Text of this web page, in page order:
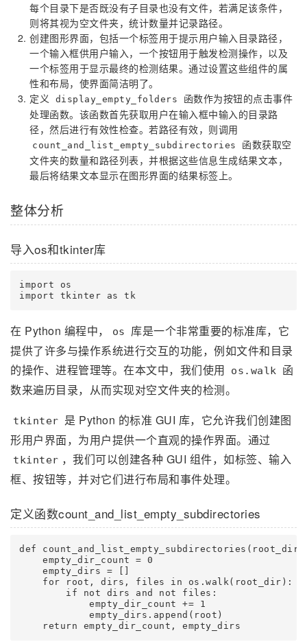
每个目录下是否既没有子目录也没有文件，若满足该条件，
则将其视为空文件夹，统计数量并记录路径。
创建图形界面，包括一个标签用于提示用户输入目录路径，
一个输入框供用户输入，一个按钮用于触发检测操作，以及
一个标签用于显示最终的检测结果。通过设置这些组件的属
性和布局，使界面简洁明了。
定义
display_empty_folders
函数作为按钮的点击事件
处理函数。该函数首先获取用户在输入框中输入的目录路
径，然后进行有效性检查。若路径有效，则调用
count_and_list_empty_subdirectories
函数获取空
文件夹的数量和路径列表，并根据这些信息生成结果文本，
最后将结果文本显示在图形界面的结果标签上。
整体分析
导入os和tkinter库
import os
在 Python 编程中， os
库是一个非常重要的标准库，它
提供了许多与操作系统进行交互的功能，例如文件和目录
的操作、进程管理等。在本文中，我们使用
os.walk 函
数来遍历目录，从而实现对空文件夹的检测。
tkinter 是 Python 的标准 GUI 库，它允许我们创建图
形用户界面，为用户提供一个直观的操作界面。通过
tkinter ，我们可以创建各种 GUI 组件，如标签、输入
框、按钮等，并对它们进行布局和事件处理。
定义函数count_and_list_empty_subdirectories
def
    empty_dir_count = 0
    empty_dirs = []
    for root, dirs, files in os.walk(root_dir):
        if not dirs and not files:
            empty_dir_count += 1
            empty_dirs.append(root)